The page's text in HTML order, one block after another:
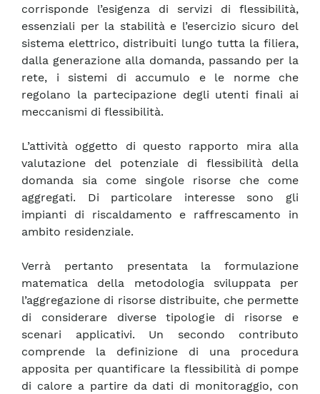
corrisponde l’esigenza di servizi di flessibilità,
essenziali per la stabilità e l’esercizio sicuro del
sistema elettrico, distribuiti lungo tutta la filiera,
dalla generazione alla domanda, passando per la
rete, i sistemi di accumulo e le norme che
regolano la partecipazione degli utenti finali ai
meccanismi di flessibilità.
L’attività oggetto di questo rapporto mira alla
valutazione del potenziale di flessibilità della
domanda sia come singole risorse che come
aggregati. Di particolare interesse sono gli
impianti di riscaldamento e raffrescamento in
ambito residenziale.
Verrà pertanto presentata la formulazione
matematica della metodologia sviluppata per
l’aggregazione di risorse distribuite, che permette
di considerare diverse tipologie di risorse e
scenari applicativi. Un secondo contributo
comprende la definizione di una procedura
apposita per quantificare la flessibilità di pompe
di calore a partire da dati di monitoraggio, con